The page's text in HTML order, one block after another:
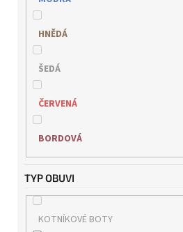
REMONTE
RIEKER
s.OLIVER
TAMARIS
WILD
HNĚDÁ
ŠEDÁ
ČERVENÁ
BORDOVÁ
TYP OBUVI
KOTNÍKOVÉ BOTY